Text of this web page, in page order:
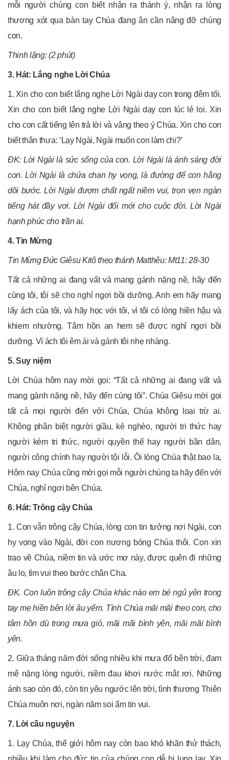
mỗi người chúng con biết nhận ra thánh ý, nhận ra lòng
thương xót qua bàn tay Chúa đang ân cần nâng đỡ chúng
con.
Thinh lặng: (2 phút)
3. Hát: Lắng nghe Lời Chúa
1. Xin cho con biết lắng nghe Lời Ngài dạy con trong đêm tối.
Xin cho con biết lắng nghe Lời Ngài dạy con lúc lẻ loi. Xin
cho con cất tiếng lên trả lời và vâng theo ý Chúa. Xin cho con
biết thân thưa: ‘Lạy Ngài, Ngài muốn con làm chi?’
ÐK: Lời Ngài là sức sống của con. Lời Ngài là ánh sáng đời
con. Lời Ngài là chứa chan hy vọng, là đường để con hằng
dõi bước. Lời Ngài đượm chất ngất niềm vui, trọn vẹn ngàn
tiếng hát đầy vơi. Lời Ngài đổi mới cho cuộc đời. Lời Ngài
hạnh phúc cho trần ai.
4. Tin Mừng
Tin Mừng Đức Giêsu Kitô theo thánh Matthêu: Mt11: 28-30
Tất cả những ai đang vất vả mang gánh nặng nề, hãy đến
cùng tôi, tôi sẽ cho nghỉ ngơi bồi dưỡng. Anh em hãy mang
lấy ách của tôi, và hãy học với tôi, vì tôi có lòng hiền hậu và
khiem nhường. Tâm hồn an hem sẽ được nghỉ ngơi bồi
dưỡng. Vì ách tôi êm ái và gánh tôi nhẹ nhàng.
5. Suy niệm
Lời Chúa hôm nay mời gọi: “Tất cả những ai đang vất vả
mang gánh nặng nề, hãy đến cùng tôi”. Chúa Giêsu mời gọi
tất cả mọi người đến với Chúa, Chúa không loại trừ ai.
Không phân biệt người giầu, kẻ nghèo, người tri thức hay
người kém tri thức, người quyền thế hay người bần dân,
người công chính hay người tội lỗi. Ôi lòng Chúa thật bao la,
Hôm nay Chúa cũng mời gọi mỗi người chúng ta hãy đến với
Chúa, nghỉ ngơi bên Chúa.
6. Hát: Trông cậy Chúa
1. Con vẫn trông cậy Chúa, lòng con tin tưởng nơi Ngài, con
hy vọng vào Ngài, đời con nương bóng Chúa thôi. Con xin
trao về Chúa, niềm tin và ước mơ này, được quên đi những
âu lo, tìm vui theo bước chân Cha.
ĐK. Con luôn trông cậy Chúa khác nào em bé ngủ yên trong
tay mẹ hiền bên lời âu yếm. Tình Chúa mãi mãi theo con, cho
tâm hồn dù trong mưa gió, mãi mãi bình yên, mãi mãi bình
yên.
2. Giữa tháng năm đời sống nhiều khi mưa đổ bên trời, đam
mê nặng lòng người, niềm đau khơi nước mắt rơi. Những
ánh sao còn đó, còn tin yêu ngước lên trời, tình thương Thiên
Chúa muôn nơi, ngàn năm soi ấm tin vui.
7. Lời cầu nguyện
1. Lạy Chúa, thế giới hôm nay còn bao khó khăn thử thách,